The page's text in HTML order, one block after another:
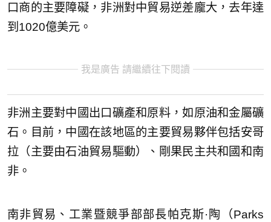
口商的主要障礙，非洲對中貿易逆差龐大，去年達
到1020億美元。
我是廣告 請繼續往下閱讀
非洲主要對中國出口礦產和原料，如原油和金屬礦
石。目前，中國在該地區的主要貿易夥伴包括安哥
拉（主要由石油貿易驅動）、剛果民主共和國和南
非。
南非貿易、工業暨競爭部部長帕克斯·陶（Parks